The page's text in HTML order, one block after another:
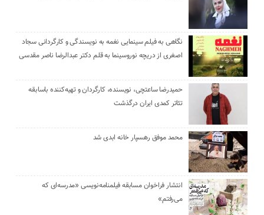
نگاهی به فیلم سینمایی نغمه به نویسندگی و کارگردانی سجاد
اصغری از دریچه نوروسینما به قلم دکتر عبدالرضا ناصر مقدسی
حمیدرضا ساعتچی، نویسنده، کارگردان و تهیه‌کننده باسابقه
تئاتر کمدی ایران درگذشت
محمد موفق رهسپار خانه ابدی شد
انتشار فراخوان مسابقه فیلمنامه‌نویسی «مدرسه‌ای که
می‌رفتم»